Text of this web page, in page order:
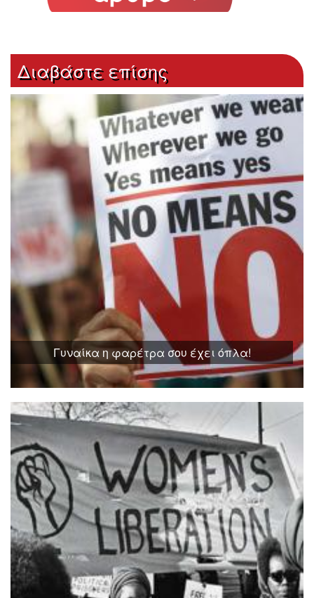
Διαβάστε επίσης
Γυναίκα η φαρέτρα σου έχει όπλα!